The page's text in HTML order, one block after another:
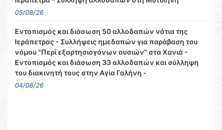
05/08/26
Εντοπισμός και διάσωση 50 αλλοδαπών νότια της
Ιεράπετρας - Συλλήψεις ημεδαπών για παράβαση του
νόμου "Περί εξαρτησιογόνων ουσιών" στα Χανιά -
Εντοπισμός και διάσωση 33 αλλοδαπών και σύλληψη
του διακινητή τους στην Αγία Γαλήνη -
04/08/26